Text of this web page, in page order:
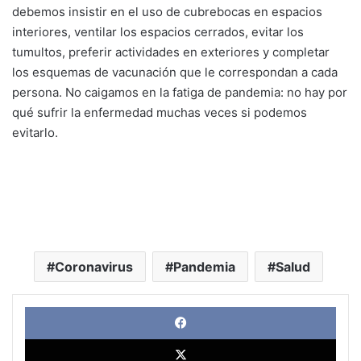
debemos insistir en el uso de cubrebocas en espacios
interiores, ventilar los espacios cerrados, evitar los
tumultos, preferir actividades en exteriores y completar
los esquemas de vacunación que le correspondan a cada
persona. No caigamos en la fatiga de pandemia: no hay por
qué sufrir la enfermedad muchas veces si podemos
evitarlo.
Coronavirus Pandemia Salud
X